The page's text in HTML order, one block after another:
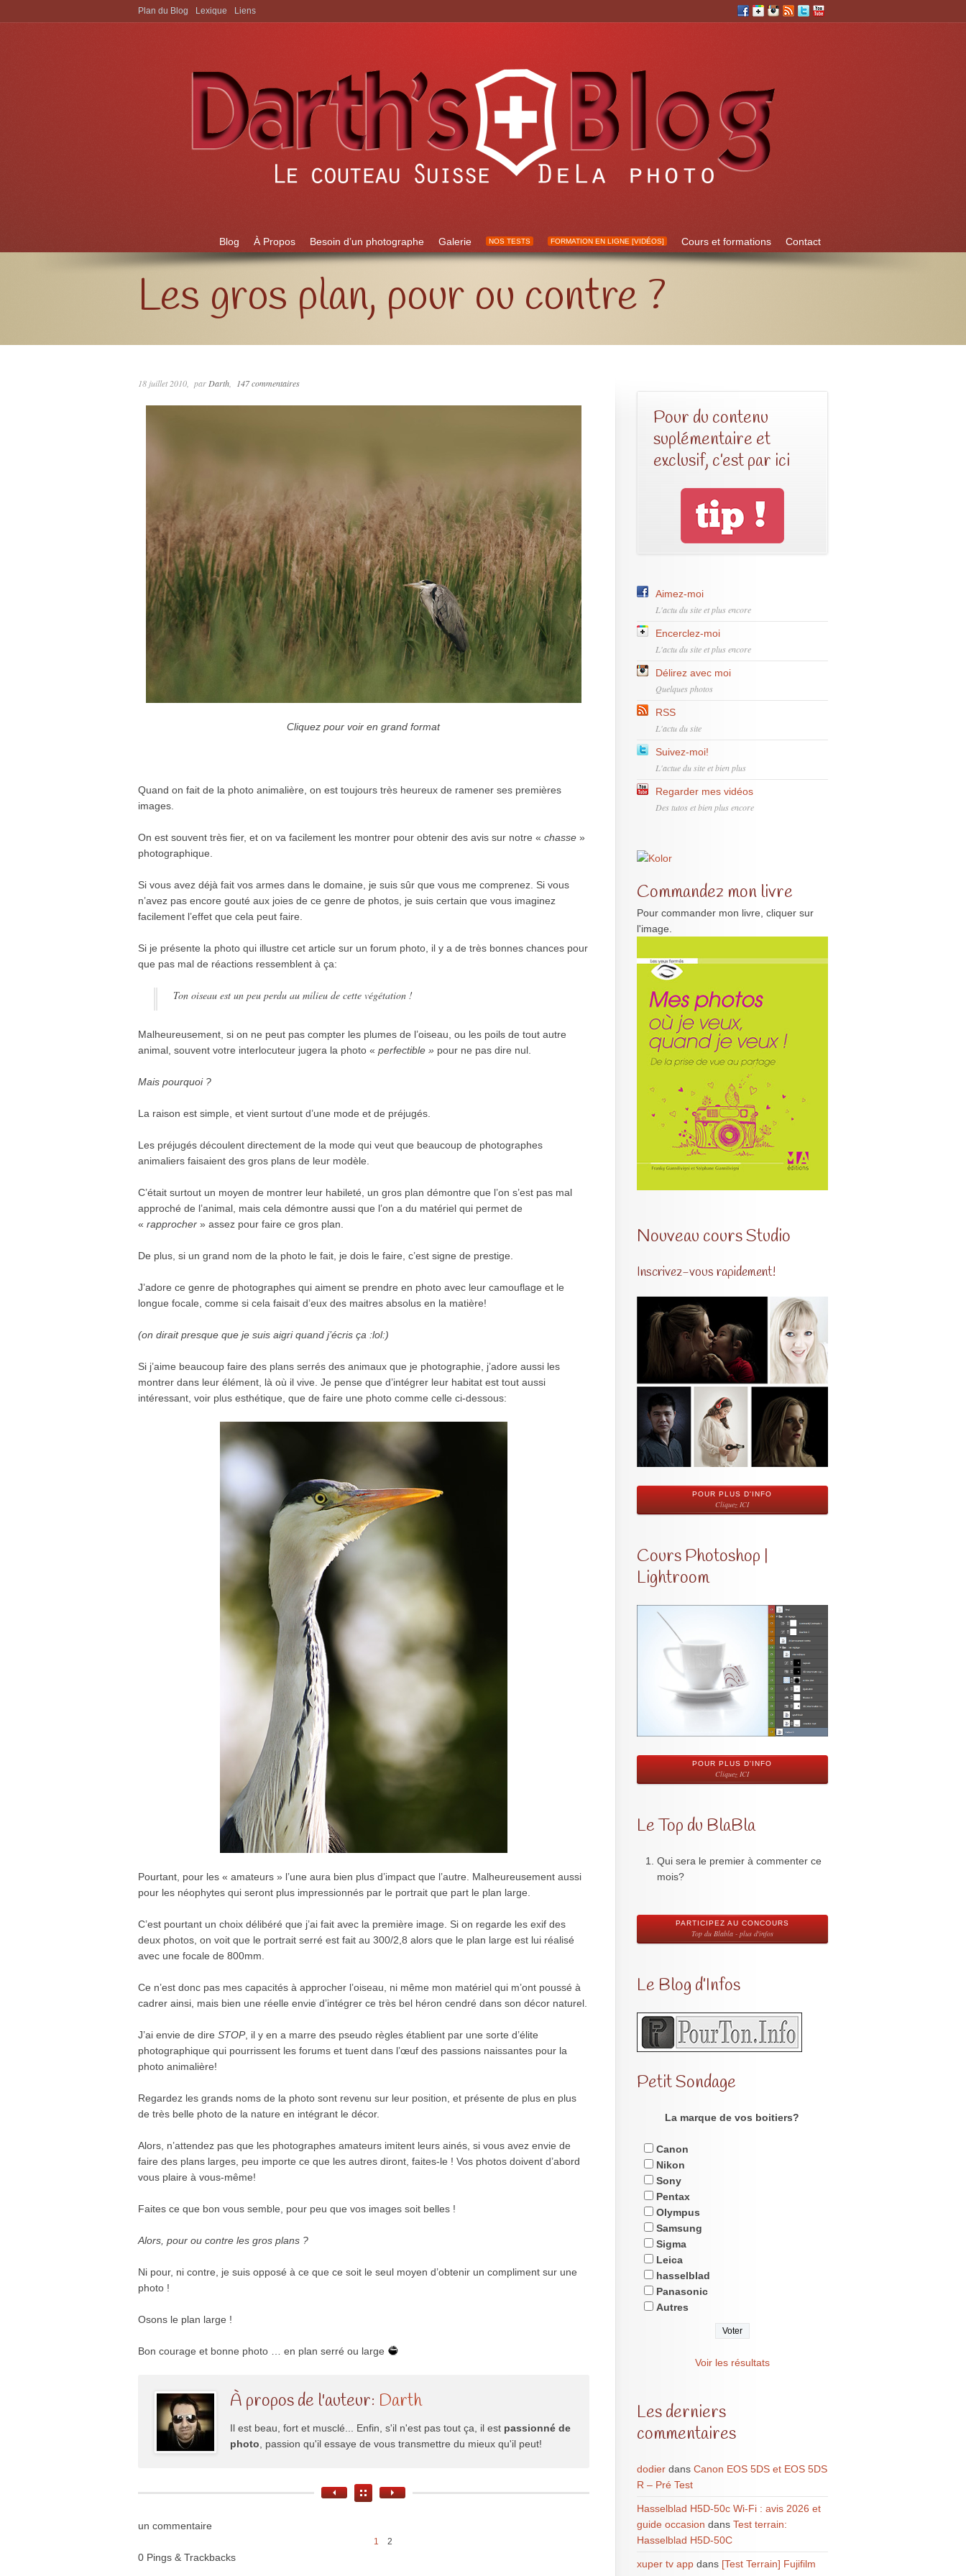
Aller à:
Blog À Propos Besoin d’un photographe Galerie NOS TESTS FORMATION EN LIGNE [VIDÉOS] Cours et formations Contact
Plan du Blog Lexique Liens
Les gros plan, pour ou contre ?
18 juillet 2010 par Darth 147 commentaires
Cliquez pour voir en grand format
Quand on fait de la photo animalière, on est toujours très heureux de ramener ses premières
images.
On est souvent très fier, et on va facilement les montrer pour obtenir des avis sur notre « chasse »
photographique.
Si vous avez déjà fait vos armes dans le domaine, je suis sûr que vous me comprenez. Si vous
n’avez pas encore gouté aux joies de ce genre de photos, je suis certain que vous imaginez
facilement l’effet que cela peut faire.
Si je présente la photo qui illustre cet article sur un forum photo, il y a de très bonnes chances pour
que pas mal de réactions ressemblent à ça:
Ton oiseau est un peu perdu au milieu de cette végétation !
Malheureusement, si on ne peut pas compter les plumes de l’oiseau, ou les poils de tout autre
animal, souvent votre interlocuteur jugera la photo « perfectible » pour ne pas dire nul.
Mais pourquoi ?
La raison est simple, et vient surtout d’une mode et de préjugés.
Les préjugés découlent directement de la mode qui veut que beaucoup de photographes
animaliers faisaient des gros plans de leur modèle.
C’était surtout un moyen de montrer leur habileté, un gros plan démontre que l’on s’est pas mal
approché de l’animal, mais cela démontre aussi que l’on a du matériel qui permet de
« rapprocher » assez pour faire ce gros plan.
De plus, si un grand nom de la photo le fait, je dois le faire, c’est signe de prestige.
J’adore ce genre de photographes qui aiment se prendre en photo avec leur camouflage et le
longue focale, comme si cela faisait d’eux des maitres absolus en la matière!
(on dirait presque que je suis aigri quand j’écris ça :lol:)
Si j’aime beaucoup faire des plans serrés des animaux que je photographie, j’adore aussi les
montrer dans leur élément, là où il vive. Je pense que d’intégrer leur habitat est tout aussi
intéressant, voir plus esthétique, que de faire une photo comme celle ci-dessous:
Pourtant, pour les « amateurs » l’une aura bien plus d’impact que l’autre. Malheureusement aussi
pour les néophytes qui seront plus impressionnés par le portrait que part le plan large.
C’est pourtant un choix délibéré que j’ai fait avec la première image. Si on regarde les exif des
deux photos, on voit que le portrait serré est fait au 300/2,8 alors que le plan large est lui réalisé
avec une focale de 800mm.
Ce n’est donc pas mes capacités à approcher l’oiseau, ni même mon matériel qui m’ont poussé à
cadrer ainsi, mais bien une réelle envie d’intégrer ce très bel héron cendré dans son décor naturel.
J’ai envie de dire STOP, il y en a marre des pseudo règles établient par une sorte d’élite
photographique qui pourrissent les forums et tuent dans l’œuf des passions naissantes pour la
photo animalière!
Regardez les grands noms de la photo sont revenu sur leur position, et présente de plus en plus
de très belle photo de la nature en intégrant le décor.
Alors, n’attendez pas que les photographes amateurs imitent leurs ainés, si vous avez envie de
faire des plans larges, peu importe ce que les autres diront, faites-le ! Vos photos doivent d’abord
vous plaire à vous-même!
Faites ce que bon vous semble, pour peu que vos images soit belles !
Alors, pour ou contre les gros plans ?
Ni pour, ni contre, je suis opposé à ce que ce soit le seul moyen d’obtenir un compliment sur une
photo !
Osons le plan large !
Bon courage et bonne photo … en plan serré ou large
À propos de l'auteur: Darth
Il est beau, fort et musclé... Enfin, s'il n'est pas tout ça, il est passionné de
photo , passion qu'il essaye de vous transmettre du mieux qu'il peut!
un commentaire
1 2
0 Pings & Trackbacks
Pour du contenu
suplémentaire et
exclusif, c’est par ici
Aimez-moi
L'actu du site et plus encore
Encerclez-moi
L'actu du site et plus encore
Délirez avec moi
Quelques photos
RSS
L'actu du site
Suivez-moi!
L'actue du site et bien plus
Regarder mes vidéos
Des tutos et bien plus encore
Commandez mon livre
Pour commander mon livre, cliquer sur
l'image.
Nouveau cours Studio
Inscrivez-vous rapidement!
POUR PLUS D'INFO
Cliquez ICI
Cours Photoshop |
Lightroom
POUR PLUS D'INFO
Cliquez ICI
Le Top du BlaBla
Qui sera le premier à commenter ce
mois?
PARTICIPEZ AU CONCOURS
Top du Blabla - plus d'infos
Le Blog d’Infos
Petit Sondage
La marque de vos boitiers?
Canon
Nikon
Sony
Pentax
Olympus
Samsung
Sigma
Leica
hasselblad
Panasonic
Autres
Voir les résultats
Les derniers
commentaires
dodierdans Canon EOS 5DS et EOS 5DS
R – Pré Test
Hasselblad H5D-50c Wi-Fi : avis 2026 et
guide occasion dans Test terrain:
Hasselblad H5D-50C
xuper tv appdans [Test Terrain] Fujifilm